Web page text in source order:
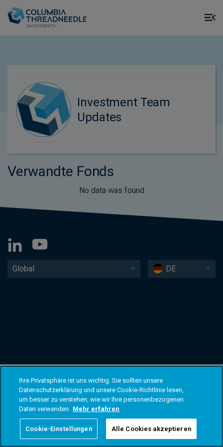
Investment Team
Updates
Verwandte Fonds
No data was found
Global DE
Ihre Privatsphäre ist uns wichtig. Sie sollten unsere
Datenschutzerklärung und unsere Cookie-Richtlinie lesen,
um besser zu verstehen, wie wir Ihre personenbezogenen
Daten verwenden. Mehr erfahren
Cookie-Einstellungen Alle Cookies akzeptieren